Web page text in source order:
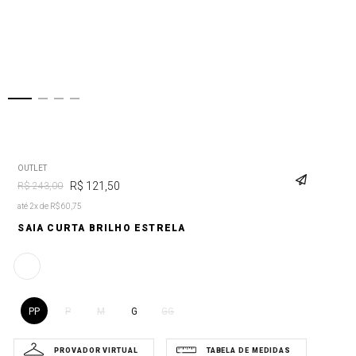
OUTLET
R$ 243,00 R$ 121 50
até 2x de R$ 60,75
SAIA CURTA BRILHO ESTRELA
PP P M G GG